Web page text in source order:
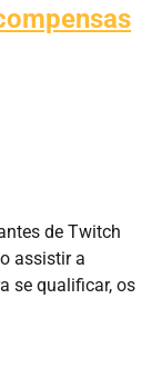
de Twitch
assistir a
se qualificar, os